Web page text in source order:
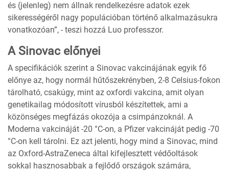
és (jelenleg) nem állnak rendelkezésre adatok ezek
sikerességéről nagy populációban történő alkalmazásukra
vonatkozóan”, - teszi hozzá Luo professzor.
A Sinovac előnyei
A specifikációk szerint a Sinovac vakcinájának egyik fő
előnye az, hogy normál hűtőszekrényben, 2-8 Celsius-fokon
tárolható, csakúgy, mint az oxfordi vakcina, amit olyan
genetikailag módosított vírusból készítettek, ami a
közönséges megfázás okozója a csimpánzoknál. A
Moderna vakcináját -20 °C-on, a Pfizer vakcináját pedig -70
°C-on kell tárolni. Ez azt jelenti, hogy mind a Sinovac, mind
az Oxford-AstraZeneca által kifejlesztett védőoltások
sokkal hasznosabbak a fejlődő országok számára,